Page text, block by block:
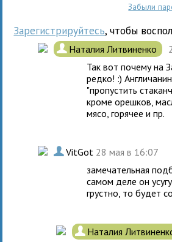
Забыли
Зарегистрируйтесь, чтобы
. Наталия Литвиненко
Так вот почему на
редко! :)
"пропустить
кроме орешков,
мясо, горячее и пр.
. VitGot 28 мая в 16:07
замечательная
самом деле он
грустно, то будет
. Наталия